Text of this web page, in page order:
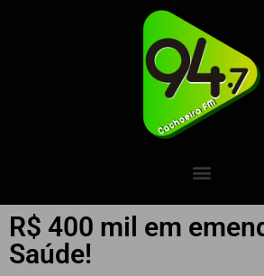
R$ 400 mil em
Saúde!